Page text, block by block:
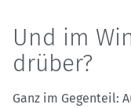
Und im
drüber?
Ganz im Gegenteil: